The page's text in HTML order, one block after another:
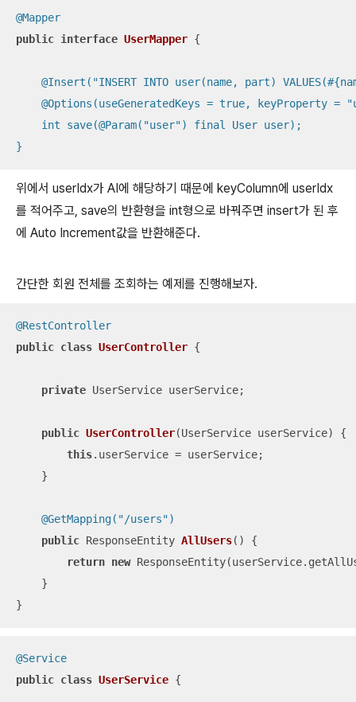
@Mapper
public interface UserMapper {
@Insert("INSERT INTO user(name, part)
@Options(useGeneratedKeys = true, keyProperty =
    int save(@Param("user") final User user);
}
위에서 userIdx가 AI에 해당하기 때문에 keyColumn에 userIdx
를 적어주고, save의 반환형을 int형으로 바꿔주면 insert가 된 후
에 Auto Increment값을 반환해준다.
간단한 회원 전체를 조회하는 예제를 진행해보자.
@RestController
public class UserController {
private UserService userService;
public UserController(UserService userService)
{
this.userService = userService;
    }
@GetMapping("/users")
public ResponseEntity AllUsers()
{
return new
    }
}
@Service
public class UserService {